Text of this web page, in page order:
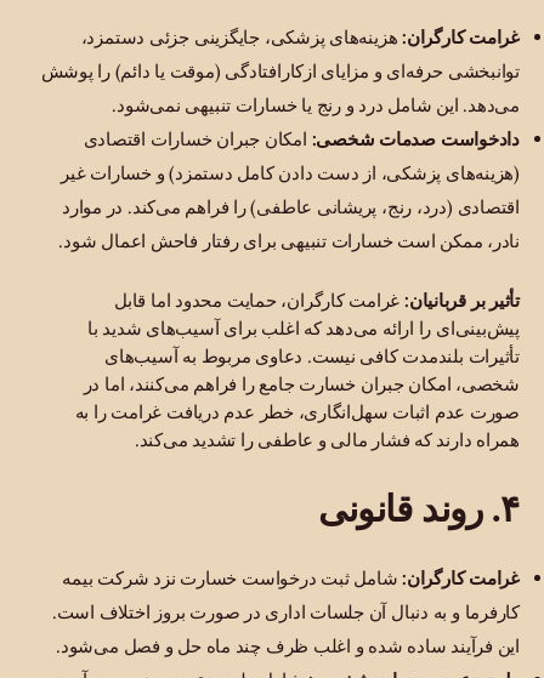
غرامت کارگران:هزینه‌های پزشکی، جایگزینی جزئی دستمزد،
توانبخشی حرفه‌ای و مزایای ازکارافتادگی (موقت یا دائم) را پوشش
می‌دهد. این شامل درد و رنج یا خسارات تنبیهی نمی‌شود.
دادخواست صدمات شخصی: امکان جبران خسارات اقتصادی
(هزینه‌های پزشکی، از دست دادن کامل دستمزد) و خسارات غیر
اقتصادی (درد، رنج، پریشانی عاطفی) را فراهم می‌کند. در موارد
نادر، ممکن است خسارات تنبیهی برای رفتار فاحش اعمال شود.
تأثیر بر قربانیان:غرامت کارگران، حمایت محدود اما قابل
پیش‌بینی‌ای را ارائه می‌دهد که اغلب برای آسیب‌های شدید با
تأثیرات بلندمدت کافی نیست. دعاوی مربوط به آسیب‌های
شخصی، امکان جبران خسارت جامع را فراهم می‌کنند، اما در
صورت عدم اثبات سهل‌انگاری، خطر عدم دریافت غرامت را به
همراه دارند که فشار مالی و عاطفی را تشدید می‌کند.
۴. روند قانونی
غرامت کارگران:شامل ثبت درخواست خسارت نزد شرکت بیمه
کارفرما و به دنبال آن جلسات اداری در صورت بروز اختلاف است.
این فرآیند ساده شده و اغلب ظرف چند ماه حل و فصل می‌شود.